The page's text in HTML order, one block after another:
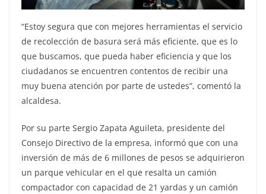
“Estoy segura que con mejores herramientas el servicio
de recolección de basura será más eficiente, que es lo
que buscamos, que pueda haber eficiencia y que los
ciudadanos se encuentren contentos de recibir una
muy buena atención por parte de ustedes”, comentó la
alcaldesa.
Por su parte Sergio Zapata Aguileta, presidente del
Consejo Directivo de la empresa, informó que con una
inversión de más de 6 millones de pesos se adquirieron
un parque vehicular en el que resalta un camión
compactador con capacidad de 21 yardas y un camión